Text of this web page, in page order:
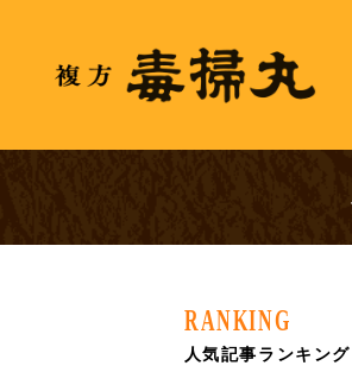
RANKING
人気記事ランキング